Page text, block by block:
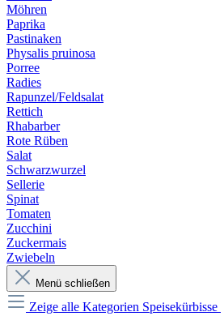
Möhren
Paprika
Pastinaken
Physalis pruinosa
Porree
Radies
Rapunzel/Feldsalat
Rettich
Rhabarber
Rote Rüben
Salat
Schwarzwurzel
Sellerie
Spinat
Tomaten
Zucchini
Zuckermais
Zwiebeln
Menü schließen
Zeige alle Kategorien Speisekürbisse